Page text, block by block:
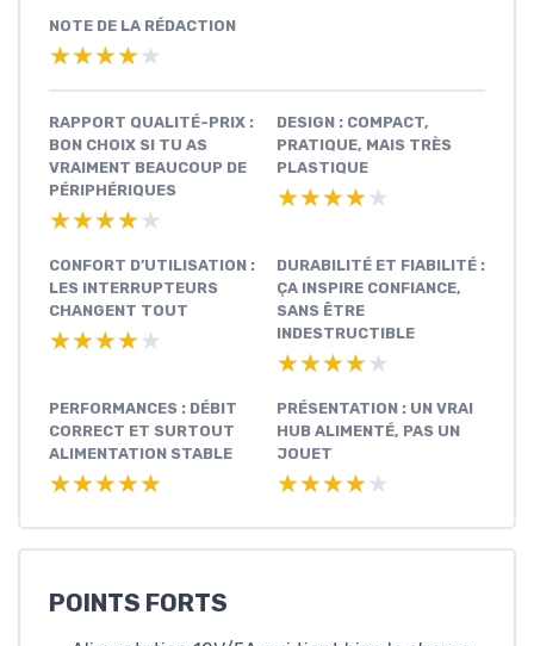
NOTE DE LA RÉDACTION
★★★★★
★★★★★
RAPPORT QUALITÉ-PRIX :
BON CHOIX SI TU AS
VRAIMENT BEAUCOUP DE
PÉRIPHÉRIQUES
★★★★★
★★★★★
DESIGN : COMPACT,
PRATIQUE, MAIS TRÈS
PLASTIQUE
★★★★★
★★★★★
CONFORT D’UTILISATION :
LES INTERRUPTEURS
CHANGENT TOUT
★★★★★
★★★★★
DURABILITÉ ET FIABILITÉ :
ÇA INSPIRE CONFIANCE,
SANS ÊTRE
INDESTRUCTIBLE
★★★★★
★★★★★
PERFORMANCES : DÉBIT
CORRECT ET SURTOUT
ALIMENTATION STABLE
★★★★★
★★★★★
PRÉSENTATION : UN VRAI
HUB ALIMENTÉ, PAS UN
JOUET
★★★★★
★★★★★
POINTS FORTS